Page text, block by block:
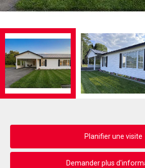
Planifier une visite
Demander plus